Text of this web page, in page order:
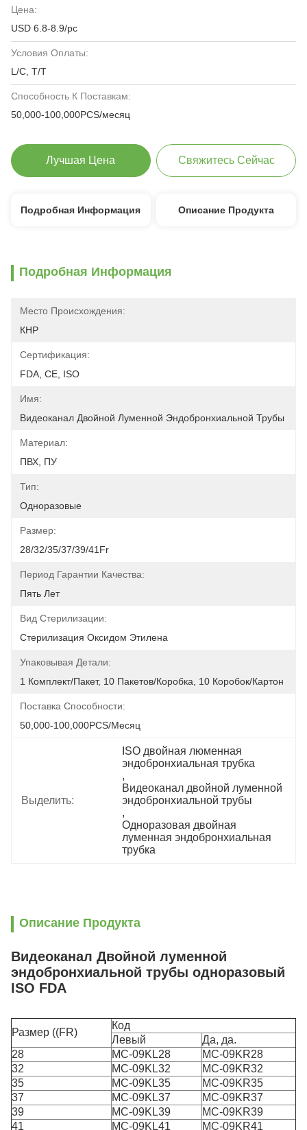
Цена:
USD 6.8-8.9/pc
Условия Оплаты:
L/C, T/T
Способность К Поставкам:
50,000-100,000PCS/месяц
Лучшая Цена Свяжитесь Сейчас
Подробная Информация Описание Продукта
Подробная Информация
Место Происхождения:
КНР
Сертификация:
FDA, CE, ISO
Имя:
Видеоканал Двойной Луменной Эндобронхиальной Трубы
Материал:
ПВХ, ПУ
Тип:
Одноразовые
Размер:
28/32/35/37/39/41Fr
Период Гарантии Качества:
Пять Лет
Вид Стерилизации:
Стерилизация Оксидом Этилена
Упаковывая Детали:
1 Комплект/пакет, 10 Пакетов/коробка, 10 Коробок/картон
Поставка Способности:
50,000-100,000PCS/месяц
Выделить:
ISO двойная люменная
эндобронхиальная трубка
,
Видеоканал двойной луменной
эндобронхиальной трубы
,
Одноразовая двойная
луменная эндобронхиальная
трубка
Описание Продукта
Видеоканал Двойной луменной
эндобронхиальной трубы одноразовый
ISO FDA
Размер ((FR)
Код
Левый
Да, да.
28
MC-09KL28
MC-09KR28
32
MC-09KL32
MC-09KR32
35
MC-09KL35
MC-09KR35
37
MC-09KL37
MC-09KR37
39
MC-09KL39
MC-09KR39
41
MC-09KL41 MC-09KR41